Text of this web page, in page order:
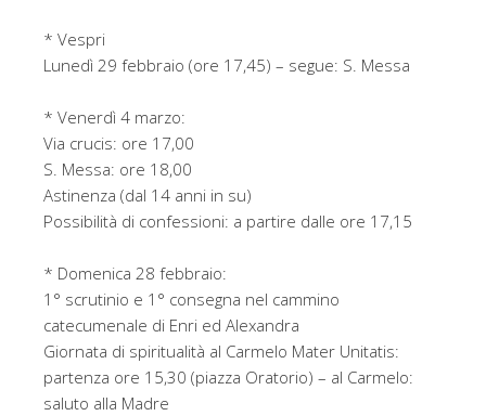
* Vespri
Lunedì 29 febbraio (ore 17,45) – segue: S. Messa
* Venerdì 4 marzo:
Via crucis: ore 17,00
S. Messa: ore 18,00
Astinenza (dal 14 anni in su)
Possibilità di confessioni: a partire dalle ore 17,15
* Domenica 28 febbraio:
1° scrutinio e 1° consegna nel cammino
catecumenale di Enri ed Alexandra
Giornata di spiritualità al Carmelo Mater Unitatis:
partenza ore 15,30 (piazza Oratorio) – al Carmelo:
saluto alla Madre